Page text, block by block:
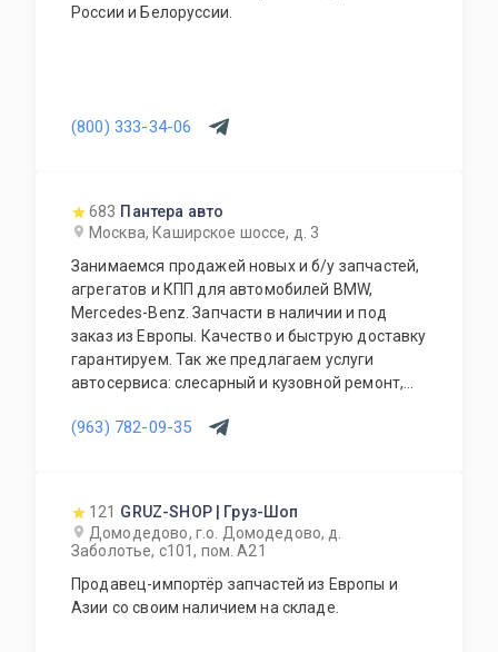
России и Белоруссии.
(800) 333-34-06
683 Пантера авто
Москва, Каширское шоссе, д. 3
Занимаемся продажей новых и б/у запчастей,
агрегатов и КПП для автомобилей BMW,
Mercedes-Benz. Запчасти в наличии и под
заказ из Европы. Качество и быструю доставку
гарантируем. Так же предлагаем услуги
автосервиса: слесарный и кузовной ремонт,
(963) 782-09-35
121 GRUZ-SHOP | Груз-Шоп
Домодедово, г.о. Домодедово, д.
Заболотье, с101, пом. А21
Продавец-импортёр запчастей из Европы и
Азии со своим наличием на складе.